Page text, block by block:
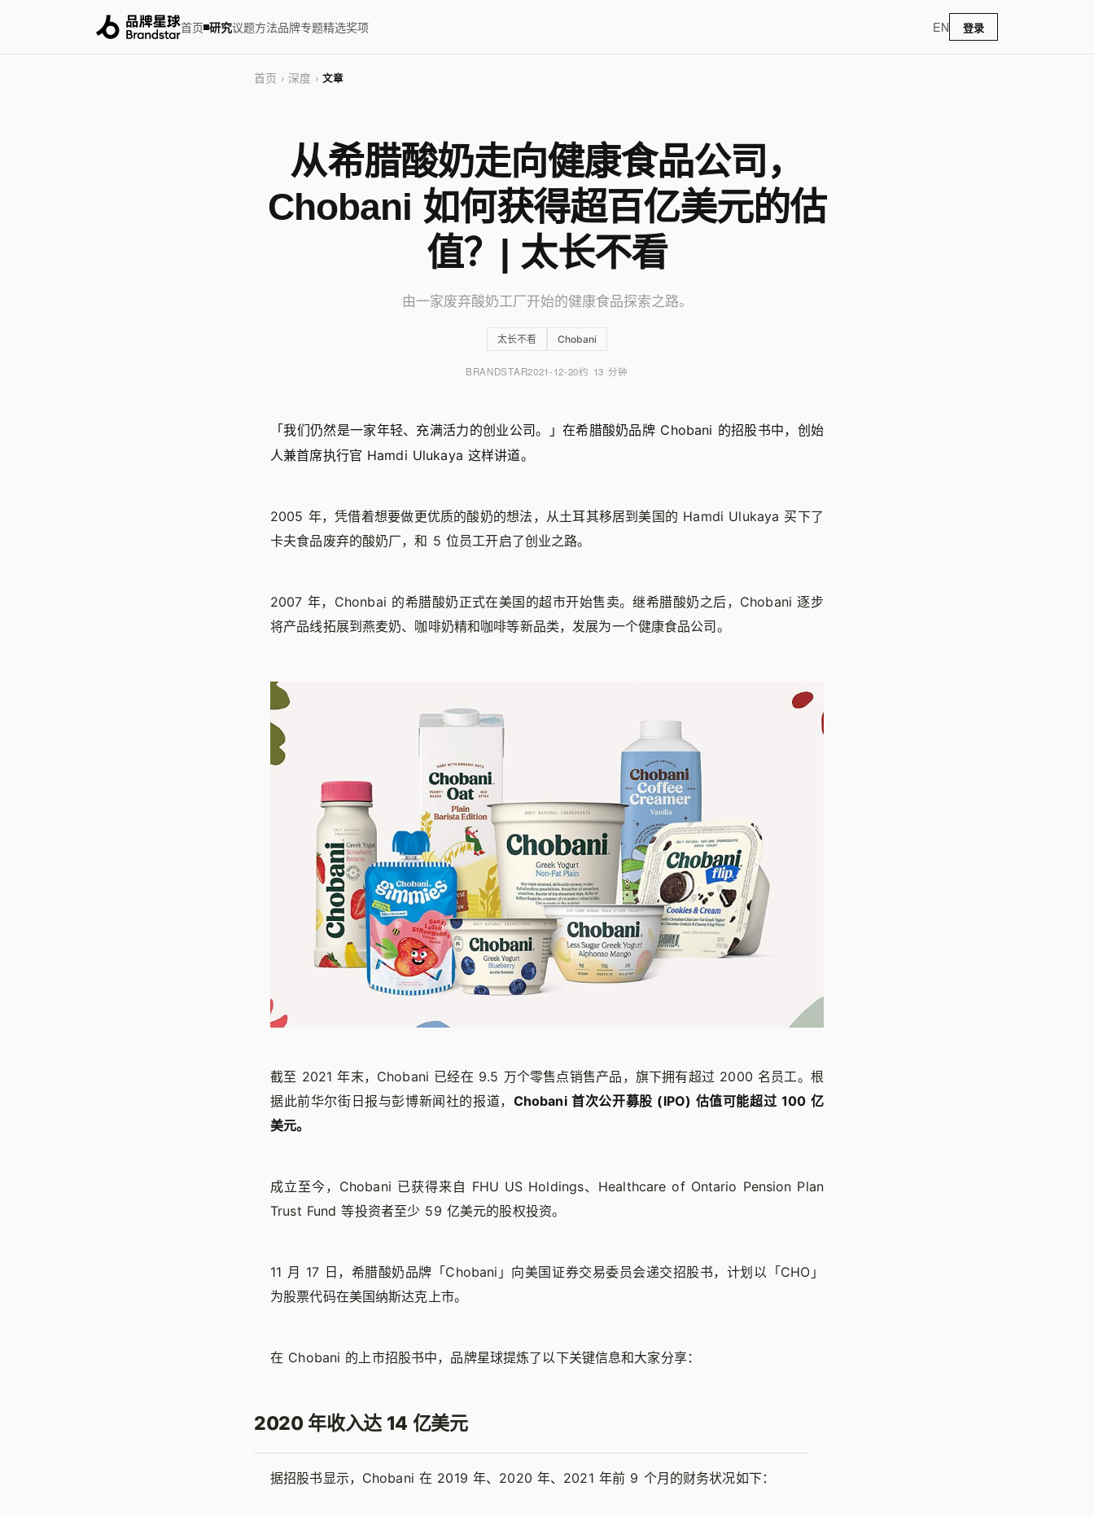
首页 研究议题方法品牌专题精选奖项 EN 登录
首页 › 深度 › 文章
从希腊酸奶走向健康食品公司，
Chobani 如何获得超百亿美元的估
值？| 太长不看
由一家废弃酸奶工厂开始的健康食品探索之路。
太长不看 Chobani
BRANDSTAR2021-12-20约 13 分钟
「我们仍然是一家年轻、充满活力的创业公司。」在希腊酸奶品牌 Chobani 的招股书中，创始
人兼首席执行官 Hamdi Ulukaya 这样讲道。
2005 年，凭借着想要做更优质的酸奶的想法，从土耳其移居到美国的 Hamdi Ulukaya 买下了
卡夫食品废弃的酸奶厂，和 5 位员工开启了创业之路。
2007 年，Chonbai 的希腊酸奶正式在美国的超市开始售卖。继希腊酸奶之后，Chobani 逐步
将产品线拓展到燕麦奶、咖啡奶精和咖啡等新品类，发展为一个健康食品公司。
截至 2021 年末，Chobani 已经在 9.5 万个零售点销售产品，旗下拥有超过 2000 名员工。根
据此前华尔街日报与彭博新闻社的报道， Chobani 首次公开募股 (IPO) 估值可能超过 100 亿
美元。
成立至今，Chobani 已获得来自 FHU US Holdings、Healthcare of Ontario Pension Plan
Trust Fund 等投资者至少 59 亿美元的股权投资。
11 月 17 日，希腊酸奶品牌「Chobani」向美国证券交易委员会递交招股书，计划以「CHO」
为股票代码在美国纳斯达克上市。
在 Chobani 的上市招股书中，品牌星球提炼了以下关键信息和大家分享：
2020 年收入达 14 亿美元
据招股书显示，Chobani 在 2019 年、2020 年、2021 年前 9 个月的财务状况如下：